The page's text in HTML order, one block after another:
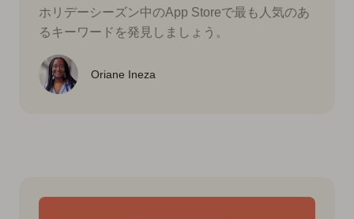
ホリデーシーズン中のApp Storeで最も人気のあ
るキーワードを発見しましょう。
Oriane Ineza